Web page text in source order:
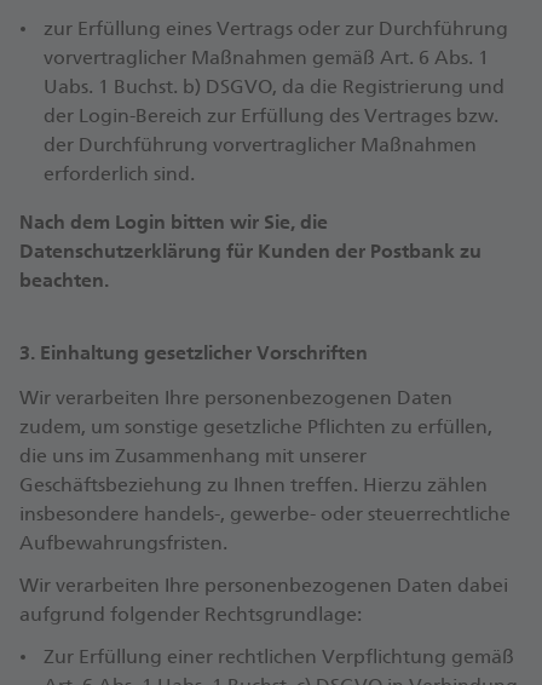
zur Erfüllung eines Vertrags oder zur Durchführung
vorvertraglicher Maßnahmen gemäß Art. 6 Abs. 1
Uabs. 1 Buchst. b) DSGVO, da die Registrierung und
der Login-Bereich zur Erfüllung des Vertrages bzw.
der Durchführung vorvertraglicher Maßnahmen
erforderlich sind.
Nach dem Login bitten wir Sie, die
Datenschutzerklärung für Kunden der Postbank zu
beachten.
3. Einhaltung gesetzlicher Vorschriften
Wir verarbeiten Ihre personenbezogenen Daten
zudem, um sonstige gesetzliche Pflichten zu erfüllen,
die uns im Zusammenhang mit unserer
Geschäftsbeziehung zu Ihnen treffen. Hierzu zählen
insbesondere handels-, gewerbe- oder steuerrechtliche
Aufbewahrungsfristen.
Wir verarbeiten Ihre personenbezogenen Daten dabei
aufgrund folgender Rechtsgrundlage:
Zur Erfüllung einer rechtlichen Verpflichtung gemäß